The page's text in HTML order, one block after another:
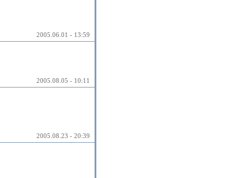
2005.06.01 - 13:59
2005.08.05 - 10:11
2005.08.23 - 20:39